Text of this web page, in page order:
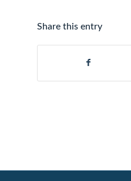
Share this entry